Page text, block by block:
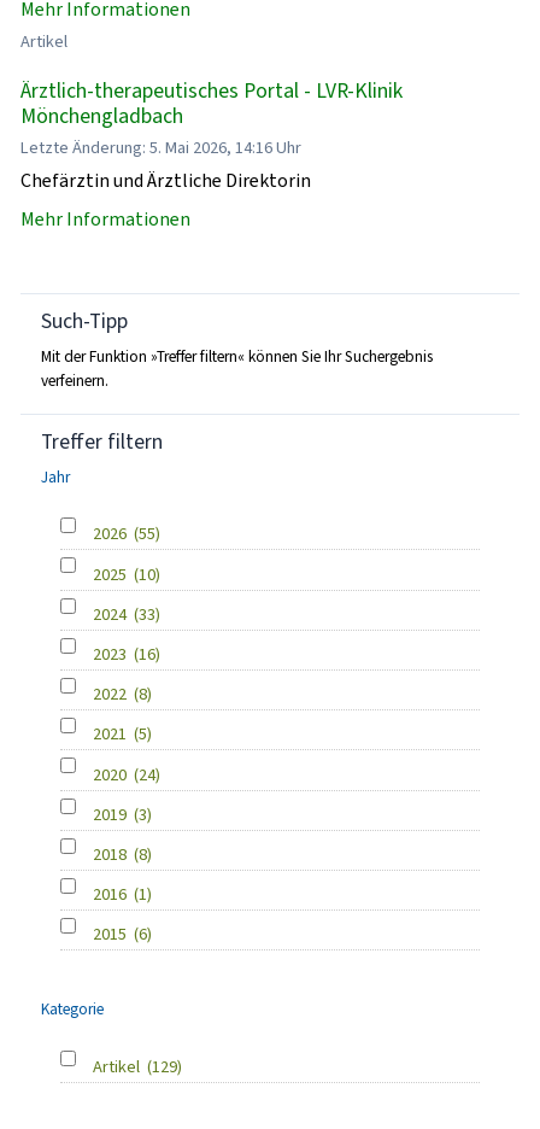
Mehr Informationen
Artikel
Ärztlich-therapeutisches Portal - LVR-Klinik
Mönchengladbach
Letzte Änderung: 5. Mai 2026, 14:16 Uhr
Chefärztin und Ärztliche Direktorin
Mehr Informationen
Such-Tipp
Mit der Funktion »Treffer filtern« können Sie Ihr Suchergebnis
verfeinern.
Treffer filtern
Jahr
2026 (55)
2025 (10)
2024 (33)
2023 (16)
2022 (8)
2021 (5)
2020 (24)
2019 (3)
2018 (8)
2016 (1)
2015 (6)
Kategorie
Artikel (129)